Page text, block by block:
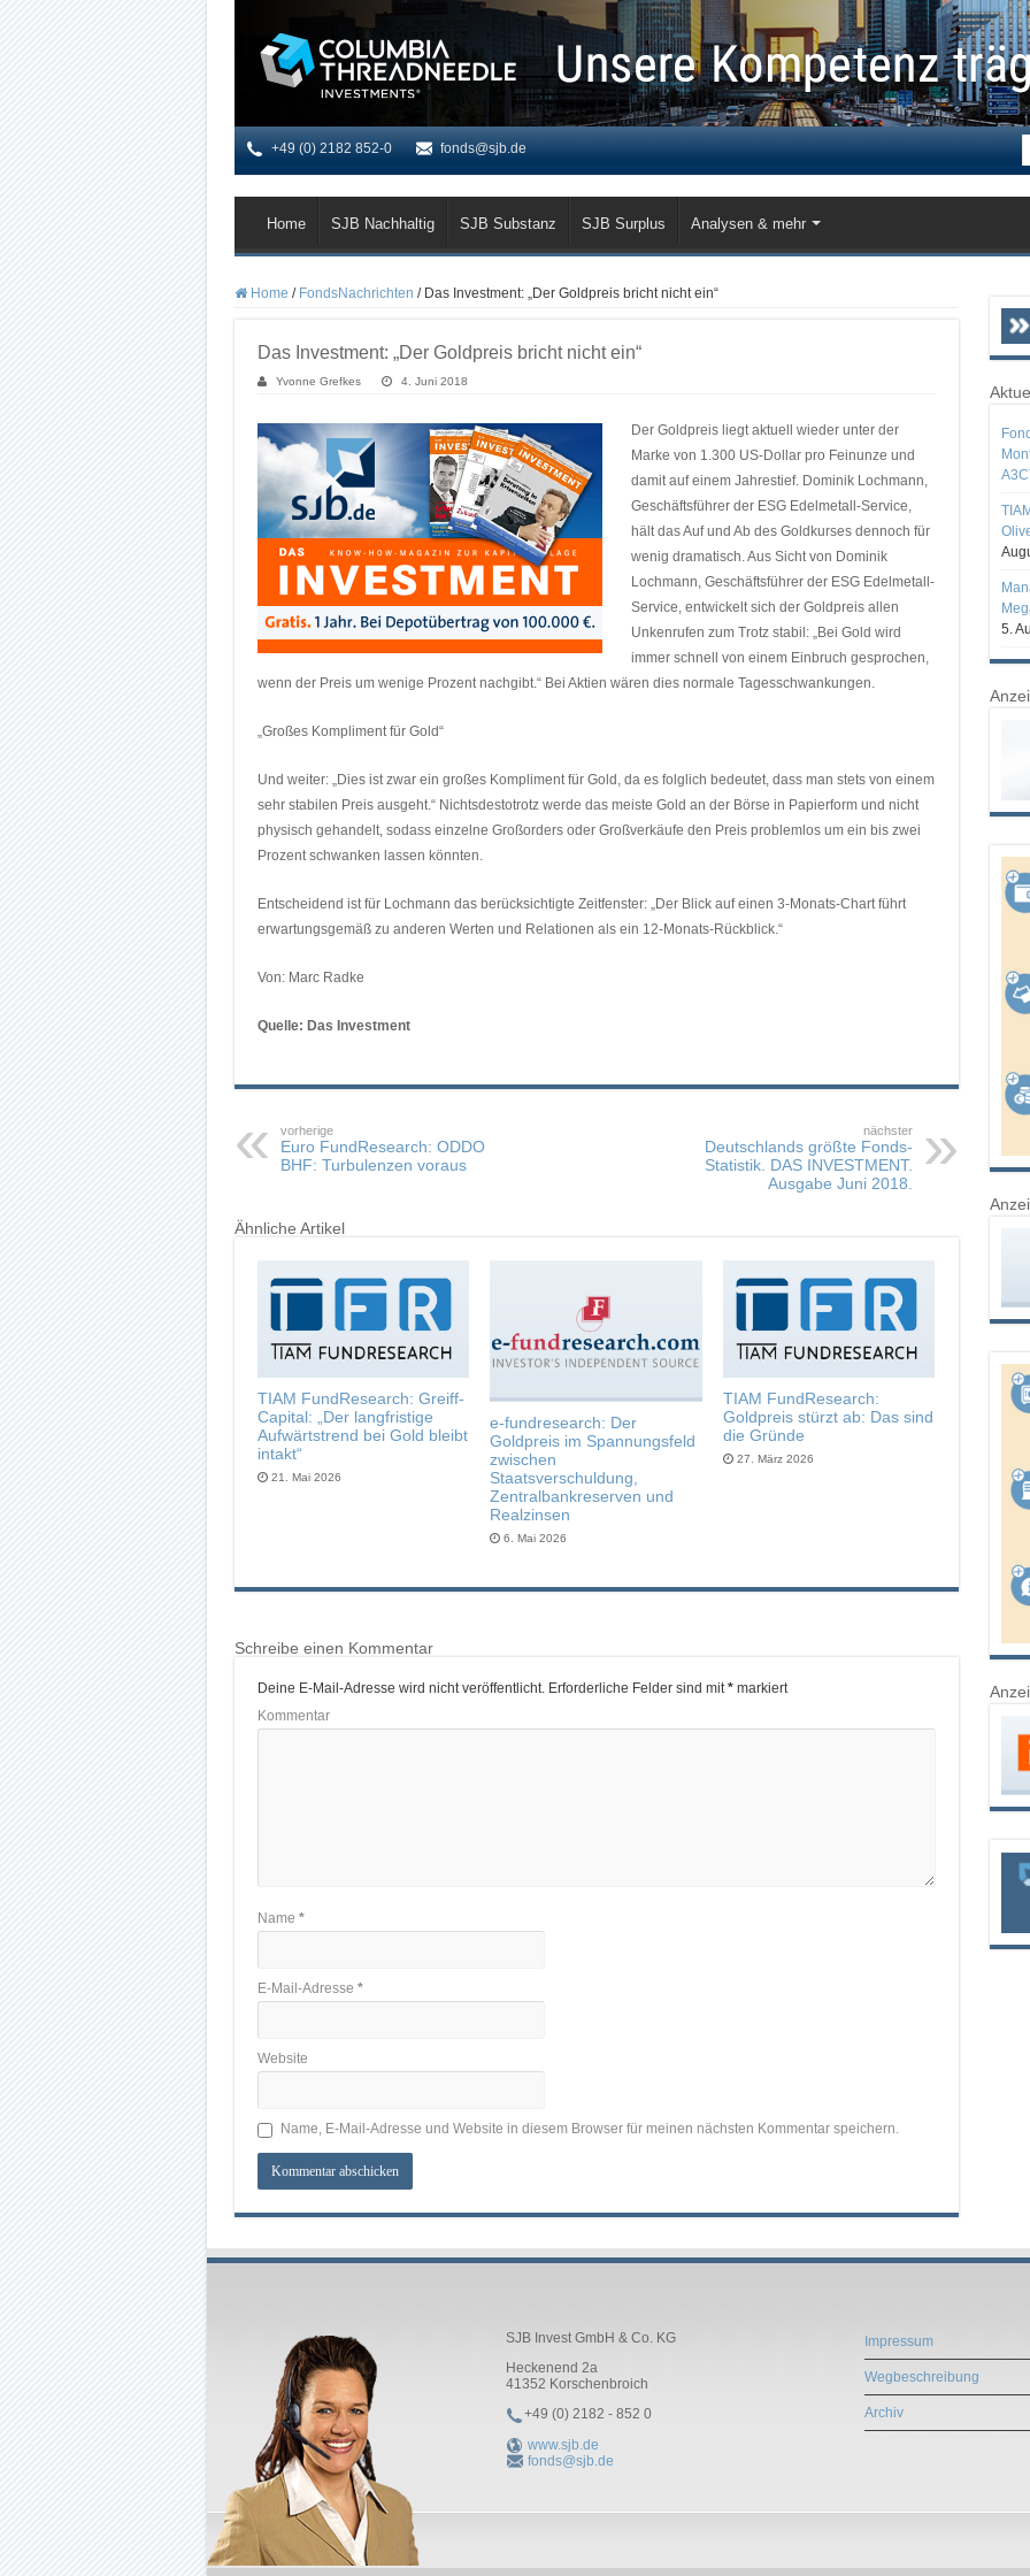
+49 (0) 2182 852-0 fonds@sjb.de
Home SJB Nachhaltig SJB Substanz SJB Surplus Analysen & mehr
Home / FondsNachrichten / Das Investment: „Der Goldpreis bricht nicht ein“
Das Investment: „Der Goldpreis bricht nicht ein“
Yvonne Grefkes 4. Juni 2018
Der Goldpreis liegt aktuell wieder unter der
Marke von 1.300 US-Dollar pro Feinunze und
damit auf einem Jahrestief. Dominik Lochmann,
Geschäftsführer der ESG Edelmetall-Service,
hält das Auf und Ab des Goldkurses dennoch für
wenig dramatisch. Aus Sicht von Dominik
Lochmann, Geschäftsführer der ESG Edelmetall-
Service, entwickelt sich der Goldpreis allen
Unkenrufen zum Trotz stabil: „Bei Gold wird
immer schnell von einem Einbruch gesprochen,
wenn der Preis um wenige Prozent nachgibt.“ Bei Aktien wären dies normale Tagesschwankungen.
„Großes Kompliment für Gold“
Und weiter: „Dies ist zwar ein großes Kompliment für Gold, da es folglich bedeutet, dass man stets von einem
sehr stabilen Preis ausgeht.“ Nichtsdestotrotz werde das meiste Gold an der Börse in Papierform und nicht
physisch gehandelt, sodass einzelne Großorders oder Großverkäufe den Preis problemlos um ein bis zwei
Prozent schwanken lassen könnten.
Entscheidend ist für Lochmann das berücksichtigte Zeitfenster: „Der Blick auf einen 3-Monats-Chart führt
erwartungsgemäß zu anderen Werten und Relationen als ein 12-Monats-Rückblick.“
Von: Marc Radke
Quelle: Das Investment
vorherige
Euro FundResearch: ODDO
BHF: Turbulenzen voraus
nächster
Deutschlands größte Fonds-
Statistik. DAS INVESTMENT.
Ausgabe Juni 2018.
Ähnliche Artikel
TIAM FundResearch: Greiff-
Capital: „Der langfristige
Aufwärtstrend bei Gold bleibt
intakt“
21. Mai 2026
e-fundresearch: Der
Goldpreis im Spannungsfeld
zwischen
Staatsverschuldung,
Zentralbankreserven und
Realzinsen
6. Mai 2026
TIAM FundResearch:
Goldpreis stürzt ab: Das sind
die Gründe
27. März 2026
Schreibe einen Kommentar
Deine E-Mail-Adresse wird nicht veröffentlicht.Erforderliche Felder sind mit*markiert
Kommentar
Name *
E-Mail-Adresse *
Website
Name, E-Mail-Adresse und Website in diesem Browser für meinen nächsten Kommentar speichern.
5.
SJB Invest GmbH & Co. KG
Heckenend 2a
41352 Korschenbroich
+49 (0) 2182 - 852 0
www.sjb.de
fonds@sjb.de
Impressum
Wegbeschreibung
Archiv